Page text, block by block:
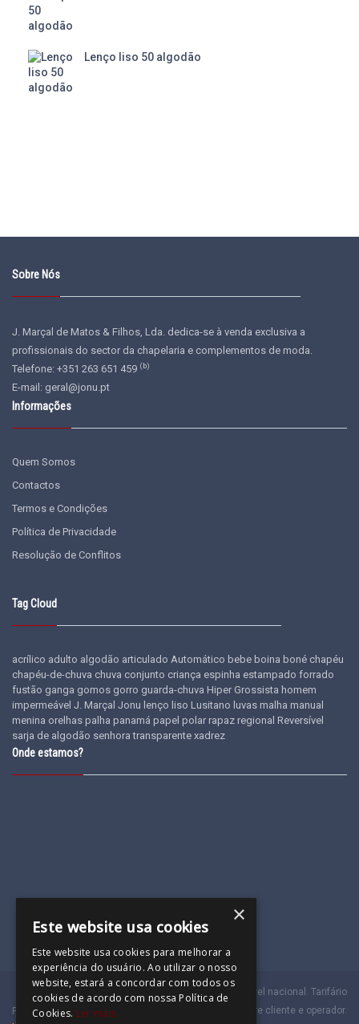
Lenço liso 50 algodão
Sobre Nós
J. Marçal de Matos & Filhos, Lda. dedica-se à venda exclusiva a
profissionais do sector da chapelaria e complementos de moda.
Telefone: +351 263 651 459 (b)
E-mail: geral@jonu.pt
Informações
Quem Somos
Contactos
Termos e Condições
Política de Privacidade
Resolução de Conflitos
Tag Cloud
acrílico adulto algodão articulado Automático bebe boina boné chapéu
chapéu-de-chuva chuva conjunto criança espinha estampado forrado
fustão ganga gomos gorro guarda-chuva Hiper Grossista homem
impermeável J. Marçal Jonu lenço liso Lusitano luvas malha manual
menina orelhas palha panamá papel polar rapaz regional Reversível
sarja de algodão senhora transparente xadrez
Onde estamos?
Powered by
Chamada para a rede móvel nacional. Tarifário
dependente do acordado entre cliente e operador.
×
Este website usa cookies
Este website usa cookies para melhorar a
experiência do usuário. Ao utilizar o nosso
website, estará a concordar com todos os
cookies de acordo com nossa Política de
Cookies. Ler mais